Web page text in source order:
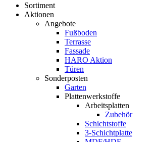
Sortiment
Aktionen
Angebote
Fußboden
Terrasse
Fassade
HARO Aktion
Türen
Sonderposten
Garten
Plattenwerkstoffe
Arbeitsplatten
Zubehör
Schichtstoffe
3-Schichtplatte